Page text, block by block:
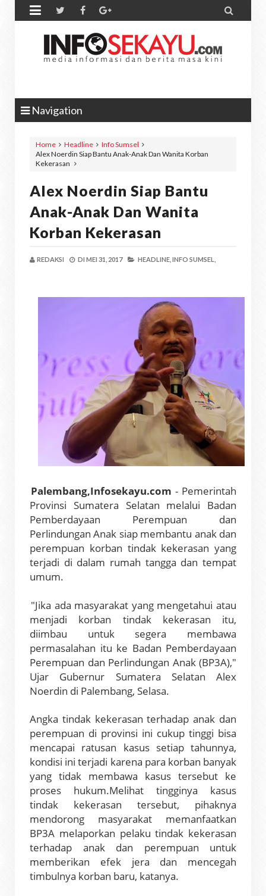
 
Navigation
Home Headline
Info Sumsel
Alex Noerdin Siap Bantu Anak-Anak Dan Wanita Korban
Kekerasan
Alex Noerdin Siap Bantu
Anak-Anak Dan Wanita
Korban Kekerasan
REDAKSI DI MEI 31, 2017 HEADLINE, INFO SUMSEL,
Palembang,Infosekayu.com - Pemerintah
Provinsi Sumatera Selatan melalui Badan
Pemberdayaan Perempuan dan
Perlindungan Anak siap membantu anak dan
perempuan korban tindak kekerasan yang
terjadi di dalam rumah tangga dan tempat
umum.
"Jika ada masyarakat yang mengetahui atau
menjadi korban tindak kekerasan itu,
diimbau untuk segera membawa
permasalahan itu ke Badan Pemberdayaan
Perempuan dan Perlindungan Anak (BP3A),"
Ujar Gubernur Sumatera Selatan Alex
Noerdin di Palembang, Selasa.
Angka tindak kekerasan terhadap anak dan
perempuan di provinsi ini cukup tinggi bisa
mencapai ratusan kasus setiap tahunnya,
kondisi ini terjadi karena para korban banyak
yang tidak membawa kasus tersebut ke
proses hukum.Melihat tingginya kasus
tindak kekerasan tersebut, pihaknya
mendorong masyarakat memanfaatkan
BP3A melaporkan pelaku tindak kekerasan
terhadap anak dan perempuan untuk
memberikan efek jera dan mencegah
timbulnya korban baru, katanya.